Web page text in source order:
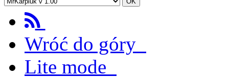
Wróć do góry
Lite mode